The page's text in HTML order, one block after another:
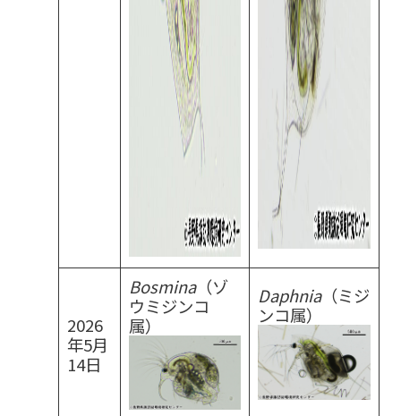
2026
年5月
14日
Bosmina（ゾ
ウミジンコ
属）
Daphnia（ミジ
ンコ属）